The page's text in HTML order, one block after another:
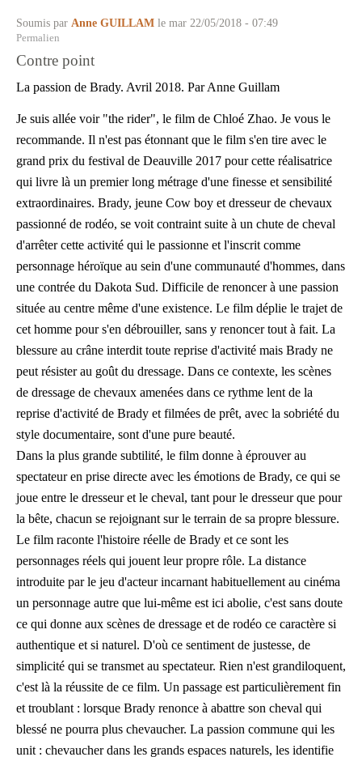
Soumis par Anne GUILLAM le mar 22/05/2018 - 07:49
Permalien
Contre point
La passion de Brady. Avril 2018. Par Anne Guillam
Je suis allée voir "the rider", le film de Chloé Zhao. Je vous le
recommande. Il n'est pas étonnant que le film s'en tire avec le
grand prix du festival de Deauville 2017 pour cette réalisatrice
qui livre là un premier long métrage d'une finesse et sensibilité
extraordinaires. Brady, jeune Cow boy et dresseur de chevaux
passionné de rodéo, se voit contraint suite à un chute de cheval
d'arrêter cette activité qui le passionne et l'inscrit comme
personnage héroïque au sein d'une communauté d'hommes, dans
une contrée du Dakota Sud. Difficile de renoncer à une passion
située au centre même d'une existence. Le film déplie le trajet de
cet homme pour s'en débrouiller, sans y renoncer tout à fait. La
blessure au crâne interdit toute reprise d'activité mais Brady ne
peut résister au goût du dressage. Dans ce contexte, les scènes
de dressage de chevaux amenées dans ce rythme lent de la
reprise d'activité de Brady et filmées de prêt, avec la sobriété du
style documentaire, sont d'une pure beauté.
Dans la plus grande subtilité, le film donne à éprouver au
spectateur en prise directe avec les émotions de Brady, ce qui se
joue entre le dresseur et le cheval, tant pour le dresseur que pour
la bête, chacun se rejoignant sur le terrain de sa propre blessure.
Le film raconte l'histoire réelle de Brady et ce sont les
personnages réels qui jouent leur propre rôle. La distance
introduite par le jeu d'acteur incarnant habituellement au cinéma
un personnage autre que lui-même est ici abolie, c'est sans doute
ce qui donne aux scènes de dressage et de rodéo ce caractère si
authentique et si naturel. D'où ce sentiment de justesse, de
simplicité qui se transmet au spectateur. Rien n'est grandiloquent,
c'est là la réussite de ce film. Un passage est particulièrement fin
et troublant : lorsque Brady renonce à abattre son cheval qui
blessé ne pourra plus chevaucher. La passion commune qui les
unit : chevaucher dans les grands espaces naturels, les identifie